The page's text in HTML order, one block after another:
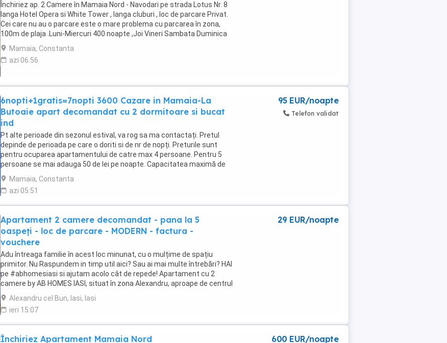
Închiriez ap. 2 Camere în Mamaia Nord - Navodari pe strada Lotus Nr. 8
langa Hotel Opera si White Tower , langa cluburi , loc de parcare Privat.
Cei care nu au o parcare este o mare problema cu parcarea în zona,
100m de plaja .Luni-Miercuri 400 noapte ,Joi Vineri Sambata Duminica
500 Ron :noapte . ...
Mamaia, Constanta
azi 06:56
6nopti+1gratis=7nopti 3600 Cazare in Mamaia-La
Butoaie apart decomandat cu 2 dormitoare si bucat
ind
Pt alte perioade din sezonul estival, va rog sa ma contactați. Pretul
depinde de perioada pe care o doriti si de nr de nopți. Preturile sunt
pentru ocuparea apartamentului de catre max 4 persoane. Pentru 5
persoane se mai adauga 50 de lei pe noapte. Capacitatea maximă de
cazare este de 5 persoane. Apartamentul ...
Mamaia, Constanta
azi 05:51
95 EUR/noapte
Telefon validat
Apartament 2 camere decomandat - pana la 5
oaspeți - loc de parcare - MODERN - factura -
vouchere
Adu întreaga familie în acest loc minunat, cu o mulțime de spațiu
primitor. Nu Raspundem in timp util aici? Sau ai mai multe întrebări? HAI
pe #abhomesiasi si ajutam acolo cât de repede! Apartament cu 2
camere by AB HOMES IASI, situat în zona Alexandru, aproape de centrul
orasului. Spațiu modern, ...
Alexandru cel Bun, Iasi, Iasi
ieri 15:07
29 EUR/noapte
Închiriez Apartament Mamaia Nord 600 EUR/noapte